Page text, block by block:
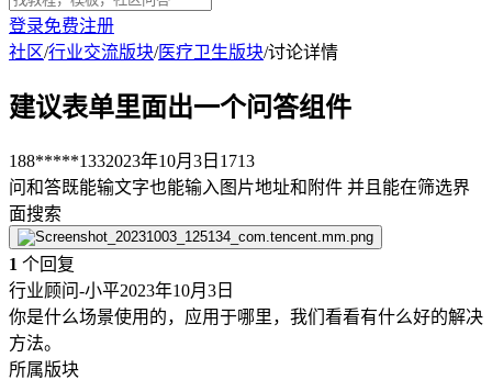
登录免费注册
社区/行业交流版块/医疗卫生版块/讨论详情
建议表单里面出一个问答组件
188*****1332023年10月3日 1713
问和答既能输文字也能输入图片地址和附件 并且能在筛选界
面搜索
1 个回复
行业顾问-小平2023年10月3日
你是什么场景使用的，应用于哪里，我们看看有什么好的解决
方法。
所属版块